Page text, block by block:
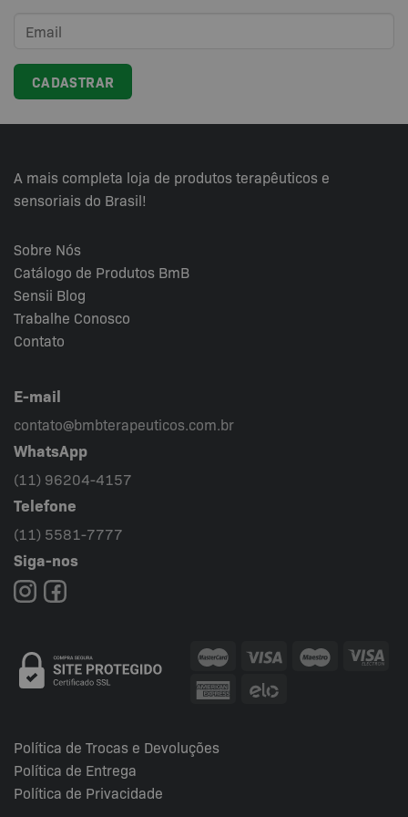
escolhidas
na
página
do
A mais completa loja de produtos terapêuticos e
sensoriais do Brasil!
Sobre Nós
Catálogo de Produtos BmB
Sensii Blog
Trabalhe Conosco
Contato
E-mail
contato@bmbterapeuticos.com.br
WhatsApp
(11) 96204-4157
Telefone
(11) 5581-7777
Siga-nos
Política de Trocas e Devoluções
Política de Entrega
Política de Privacidade